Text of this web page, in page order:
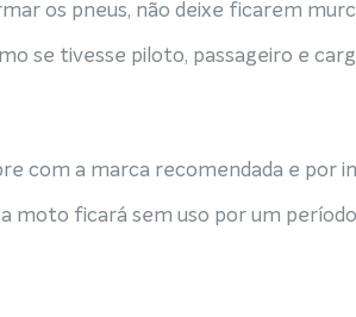
os pneus, não deixe ficarem
se tivesse piloto, passageiro e
com a marca recomendada e por
moto ficará sem uso por um